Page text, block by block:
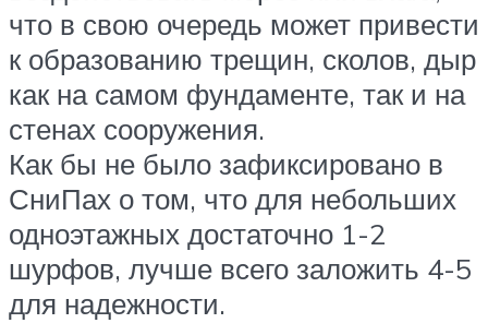
что в свою очередь может привести
к образованию трещин, сколов, дыр
как на самом фундаменте, так и на
стенах сооружения.
Как бы не было зафиксировано в
СниПах о том, что для небольших
одноэтажных достаточно 1-2
шурфов, лучше всего заложить 4-5
для надежности.